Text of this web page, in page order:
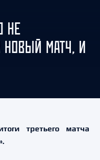
НЕ
НОВЫЙ МАТЧ, И
третьего матча